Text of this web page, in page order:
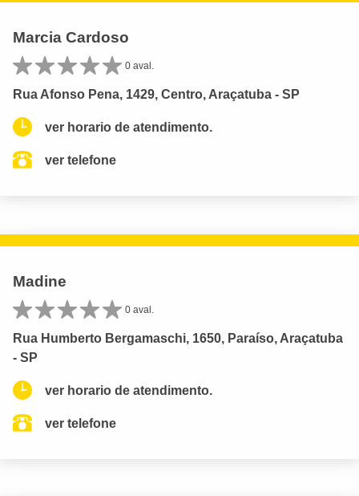
Marcia Cardoso
0 aval.
Rua Afonso Pena, 1429, Centro, Araçatuba - SP
ver horario de atendimento.
ver telefone
Madine
0 aval.
Rua Humberto Bergamaschi, 1650, Paraíso, Araçatuba
- SP
ver horario de atendimento.
ver telefone